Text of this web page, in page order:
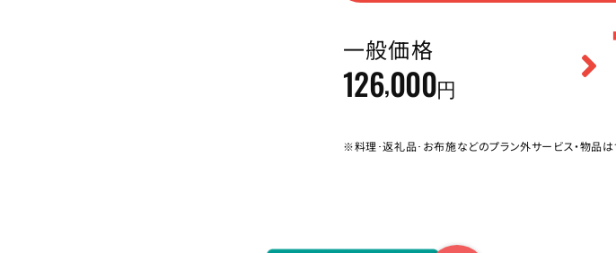
一般価格
126,000円
※料理･返礼品･お布施などのプラン外サービス・物品